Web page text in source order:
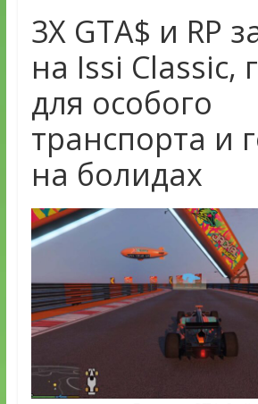
3X GTA$ и RP
на Issi Classic,
для особого
транспорта и
на болидах